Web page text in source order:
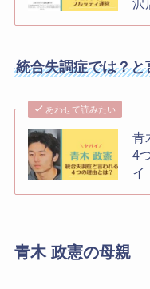
沢
統合失調症では？と
あわせて読みたい
青
4
イ
青木 政憲の母親